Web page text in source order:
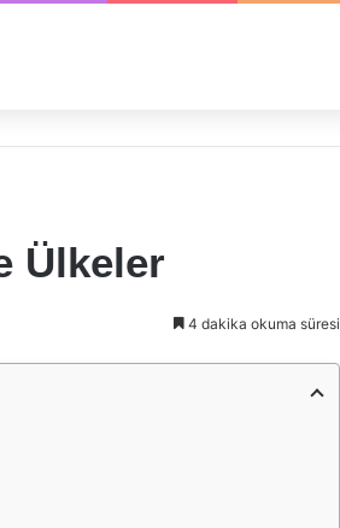
Ülkeler
4 dakika okuma süresi